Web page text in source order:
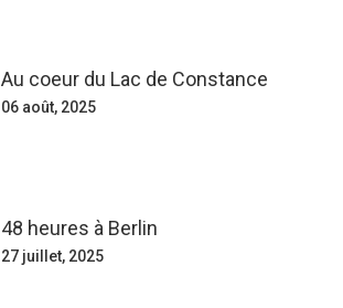
Au coeur du Lac de Constance
06 août, 2025
48 heures à Berlin
27 juillet, 2025